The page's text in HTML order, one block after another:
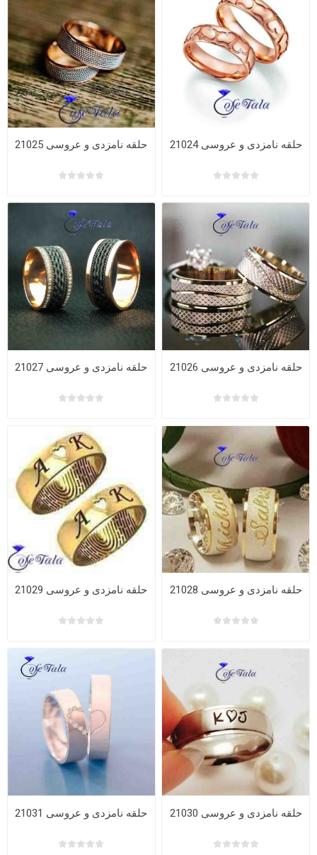
حلقه نامزدی و عروسی 21024 حلقه نامزدی و عروسی 21025
حلقه نامزدی و عروسی 21026 حلقه نامزدی و عروسی 21027
حلقه نامزدی و عروسی 21028 حلقه نامزدی و عروسی 21029
حلقه نامزدی و عروسی 21030 حلقه نامزدی و عروسی 21031